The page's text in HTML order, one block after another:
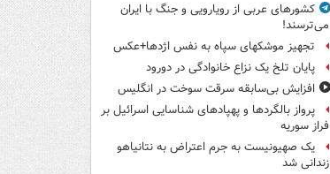
کشورهای عربی از رویارویی و جنگ با ایران
می‌ترسند!
تجهیز موشکهای سپاه به نفس اژدها+عکس
پایان تلخ یک نزاع خانوادگی در دورود
افزایش بی‌سابقه سرقت سوخت در انگلیس
پرواز بالگردها و پهپادهای شناسایی اسرائیل بر
فراز سوریه
یک صهیونیست به جرم اعتراض به نتانیاهو
زندانی شد